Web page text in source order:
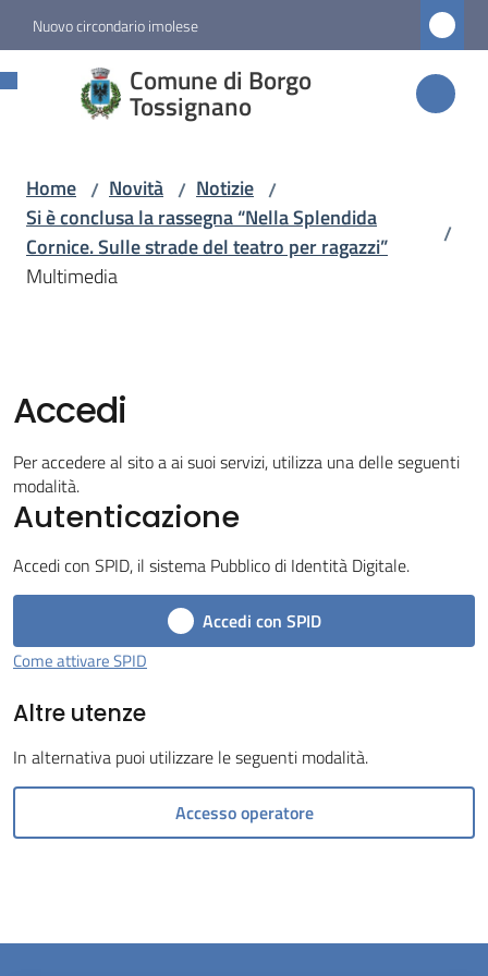
Vai al contenuto
Vai alla navigazione
Vai al footer
Nuovo circondario imolese
Comune di Borgo
Tossignano
Comune di
Borgo
Amministrazione
Vivere
Borgo
Tossignano
Servizi
line
Prenotazioni
Tutti
Home / Novità / Notizie /
Si è conclusa la rassegna “Nella Splendida
Cornice. Sulle strade del teatro per ragazzi”
/
Multimedia
Accedi
Per accedere al sito a ai suoi servizi, utilizza una delle seguenti
modalità.
Autenticazione
Accedi con SPID, il sistema Pubblico di Identità Digitale.
Accedi con SPID
Come attivare SPID
Altre utenze
In alternativa puoi utilizzare le seguenti modalità.
Accesso operatore